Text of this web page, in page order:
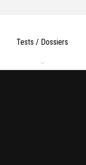
Tests / Dossiers